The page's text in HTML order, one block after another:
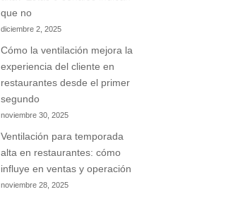
que no
diciembre 2, 2025
Cómo la ventilación mejora la
experiencia del cliente en
restaurantes desde el primer
segundo
noviembre 30, 2025
Ventilación para temporada
alta en restaurantes: cómo
influye en ventas y operación
noviembre 28, 2025